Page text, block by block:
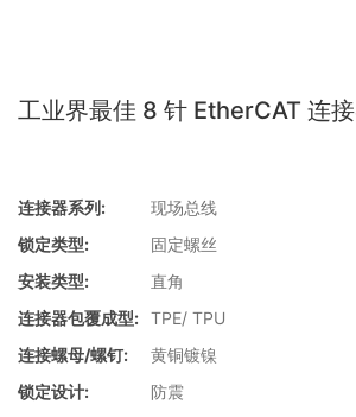
工业界最佳 8 针 EtherCAT 连
连接器系列:
现场总线
锁定类型:
固定螺丝
安装类型:
直角
连接器包覆成型: TPE/ TPU
连接螺母/螺钉:
黄铜镀镍
锁定设计:
防震